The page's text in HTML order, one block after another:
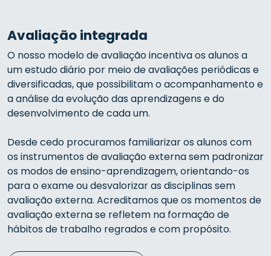
Avaliação integrada
O nosso modelo de avaliação incentiva os alunos a
um estudo diário por meio de avaliações periódicas e
diversificadas, que possibilitam o acompanhamento e
a análise da evolução das aprendizagens e do
desenvolvimento de cada um.
Desde cedo procuramos familiarizar os alunos com
os instrumentos de avaliação externa sem padronizar
os modos de ensino-aprendizagem, orientando-os
para o exame ou desvalorizar as disciplinas sem
avaliação externa. Acreditamos que os momentos de
avaliação externa se refletem na formação de
hábitos de trabalho regrados e com propósito.